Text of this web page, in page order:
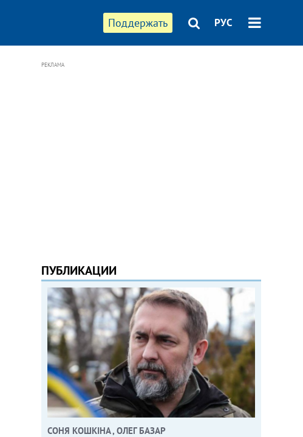
Поддержать РУС
РЕКЛАМА
ПУБЛИКАЦИИ
СОНЯ КОШКІНА , ОЛЕГ БАЗАР